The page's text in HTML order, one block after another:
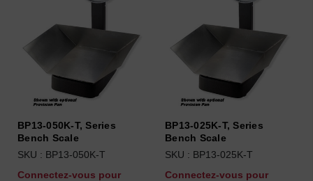
BP13-050K-T, Series
Bench Scale
SKU : BP13-050K-T
Connectez-vous pour
BP13-025K-T, Series
Bench Scale
SKU : BP13-025K-T
Connectez-vous pour